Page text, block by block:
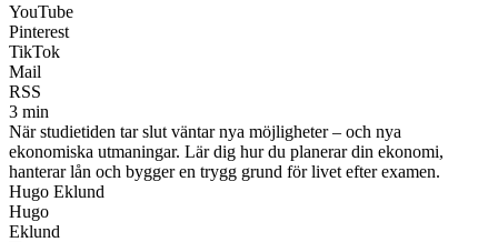
YouTube
Pinterest
TikTok
Mail
RSS
3 min
När studietiden tar slut väntar nya möjligheter – och nya
ekonomiska utmaningar. Lär dig hur du planerar din ekonomi,
hanterar lån och bygger en trygg grund för livet efter examen.
Hugo Eklund
Hugo
Eklund